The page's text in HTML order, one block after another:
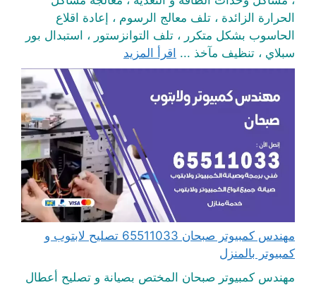
الحرارة الزائدة ، تلف معالج الرسوم ، إعادة اقلاع
الحاسوب بشكل متكرر ، تلف التوانزستور ، استبدال بور
سبلاي ، تنظيف مآخذ ... اقرأ المزيد
مهندس كمبيوتر صبحان 65511033 تصليح لابتوب و
كمبيوتر بالمنزل
مهندس كمبيوتر صبحان المختص بصيانة و تصليح أعطال